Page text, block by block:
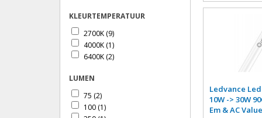
Ledvance Led
10W -> 30W
Em & AC Value
16W(2)
18W(4)
20W(5)
21W(4)
23W
24W(2)
25W (1)
KLEURTEMPERATUUR
2700K (9)
4000K (1)
6400K (2)
LUMEN
75 (2)
100 (1)